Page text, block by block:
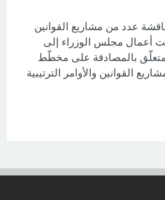
عدد من مشاريع القوانين
أعمال مجلس الوزراء إلى
بالمصادقة على مخطّط
وفي كلّ مشاريع القوانين والأوامر الترتيبية